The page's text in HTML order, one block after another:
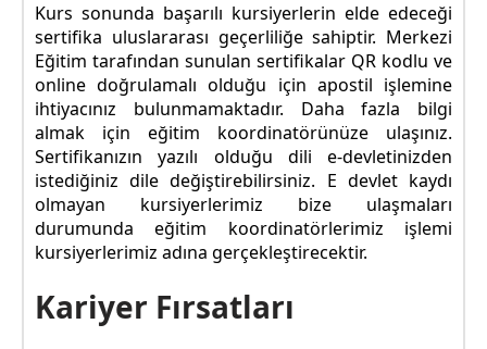
Kurs sonunda başarılı kursiyerlerin elde edeceği
sertifika uluslararası geçerliliğe sahiptir. Merkezi
Eğitim tarafından sunulan sertifikalar QR kodlu ve
online doğrulamalı olduğu için apostil işlemine
ihtiyacınız bulunmamaktadır. Daha fazla bilgi
almak için eğitim koordinatörünüze ulaşınız.
Sertifikanızın yazılı olduğu dili e-devletinizden
istediğiniz dile değiştirebilirsiniz. E devlet kaydı
olmayan kursiyerlerimiz bize ulaşmaları
durumunda eğitim koordinatörlerimiz işlemi
kursiyerlerimiz adına gerçekleştirecektir.
Kariyer Fırsatları